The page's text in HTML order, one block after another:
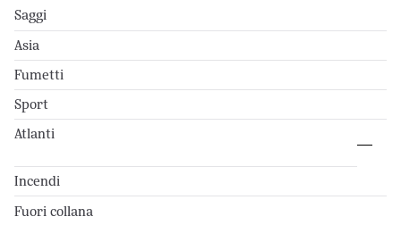
Saggi
Asia
Fumetti
Sport
Atlanti
Incendi
Fuori collana